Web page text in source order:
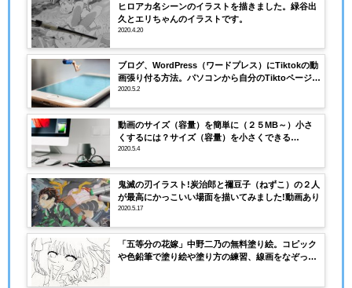
ヒロアカ名シーンのイラストを描きました。緑谷出
久とエリちゃんのイラストです。
2020.4.20
ブログ、WordPress（ワードプレス）にTiktokの動
画張り付る方法。パソコンから自分のTiktoページに
行く。
2020.5.2
動画のサイズ（容量）を簡単に（２５MB～）小さ
くするには？サイズ（容量）を小さくできる
VideoSmallerの使い方を画像付きで説明。
2020.5.4
鬼滅の刃イラスト!炭治郎と禰豆子（ねずこ）の２人
が最高にかっこいい場面を描いてみました!動画あり
2020.5.17
「五等分の花嫁」中野二乃の無料塗り絵。コピック
や色鉛筆で塗り絵や塗り方の練習、線画をなぞって